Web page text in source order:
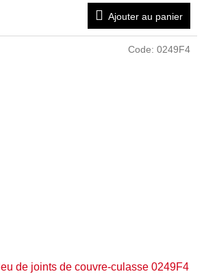
Ajouter au panier
de joints de couvre-culasse 0249F4
Code: 0249F4